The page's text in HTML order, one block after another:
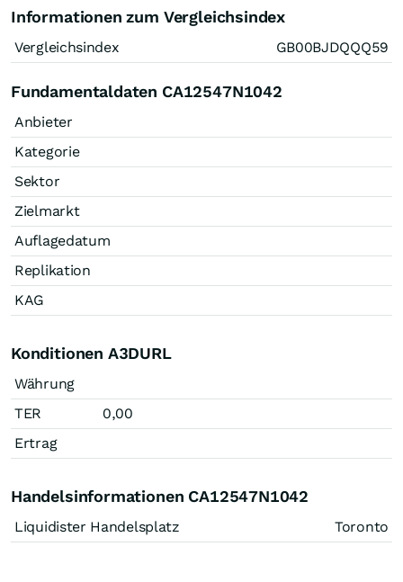
Informationen zum Vergleichsindex
Vergleichsindex GB00BJDQQQ59
Fundamentaldaten CA12547N1042
Anbieter
Kategorie
Sektor
Zielmarkt
Auflagedatum
Replikation
KAG
Konditionen A3DURL
Währung
TER
0,00
Ertrag
Handelsinformationen CA12547N1042
Liquidister Handelsplatz Toronto